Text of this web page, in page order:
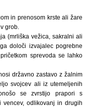
in prenosom krste ali žare
grob.
(mrliška vežica, sakralni ali
določi izvajalec pogrebne
sprevoda se lahko
državno zastavo z žalnim
svojcev ali iz utemeljenih
se zvrstijo prapori s
vencev, odlikovanj in drugih